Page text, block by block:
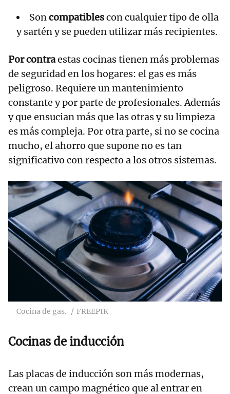
Soncompatiblescon cualquier tipo de olla
y sartén y se pueden utilizar más recipientes.
Por contraestas cocinas tienen más problemas
de seguridad en los hogares: el gas es más
peligroso. Requiere un mantenimiento
constante y por parte de profesionales. Además
y que ensucian más que las otras y su limpieza
es más compleja. Por otra parte, si no se cocina
mucho, el ahorro que supone no es tan
significativo con respecto a los otros sistemas.
Cocina de gas. FREEPIK
Cocinas de inducción
Las placas de inducción son más modernas,
crean un campo magnético que al entrar en